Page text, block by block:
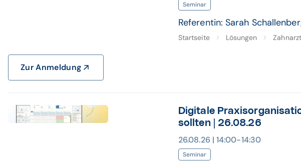
Seminar
Referentin: Sarah
Startseite Lösungen
Zur Anmeldung
Banner ClickDoc Webinar
Digitale
sollten | 26.08.26
26.08.26 | 14:00-14:30
Seminar